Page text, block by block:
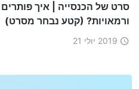
סרט של הכנסייה | איך
ורמאויות? (קטע נבחר מסרט)
2019 יולי 21